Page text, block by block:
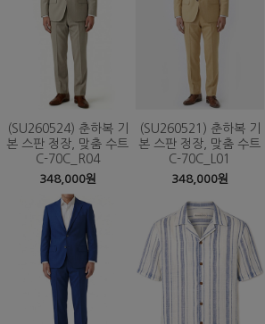
(SU260524) 춘하복 기
본 스판 정장, 맞춤 수트
C-70C_R04
348,000원
(SU260521) 춘하복 기
본 스판 정장, 맞춤 수트
C-70C_L01
348,000원